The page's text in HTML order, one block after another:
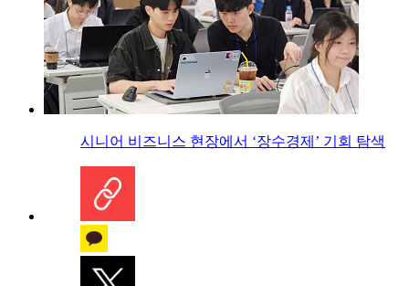
시니어 비즈니스 현장에서 ‘장수경제’ 기회 탐색